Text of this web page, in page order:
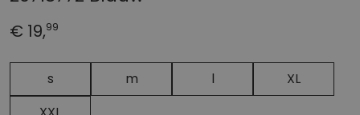
€ 19,99
Een paar stuks op voorraad
Bijna uitverkocht
s m l
XL